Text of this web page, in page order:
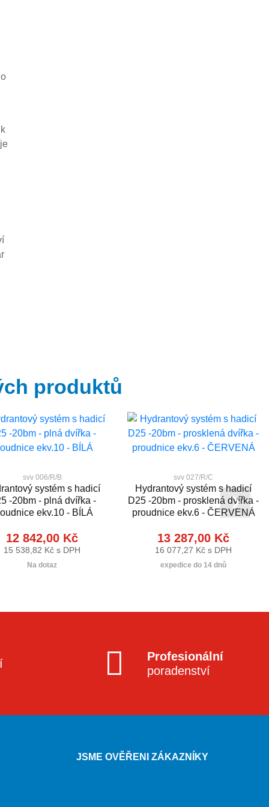
produktů
svv 006/R/B
systém s hadicí
-20bm - plná dvířka -
ekv.10 - BÍLÁ
12 842,00 Kč
15 538,82 Kč s DPH
Na dotaz
svv 027/R/C
Hydrantový systém s hadicí
D25 -20bm - prosklená dvířka -
proudnice ekv.6 - ČERVENÁ
13 287,00 Kč
16 077,27 Kč s DPH
expedice do 14 dnů
Profesionální
poradenství
JSME OVĚŘENI ZÁKAZNÍKY